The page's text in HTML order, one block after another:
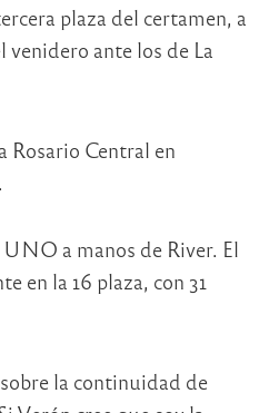
plaza del certamen, a
ante los de La
Rosario Central en
a manos de River. El
en la 16 plaza, con 31
la continuidad de